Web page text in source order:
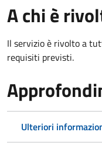
A chi è
Il servizio è rivolto a
requisiti previsti.
Ulteriori